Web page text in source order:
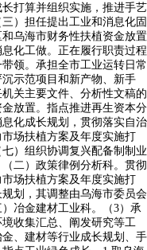
打算并组织实施，推进手艺
）担任提出工业和消息化固
乌海市财务性扶植资金放置
化工做。正在履行职责过程
领。承担全市工业运转日常
示范项目和新产物、新手
关主要文件、分析性文稿的
放置。指点推进再生资本分
化成长规划，贯彻落实自治
场扶植方案及年度实施打
）组织协调复兴配备制制业
二）政策律例分析科。贯彻
场扶植方案及年度实施打
划，其调整由乌海市委员会
冶金建材工业科。（3）承
收集汇总、阐发研究等工
、建材等行业成长规划、手